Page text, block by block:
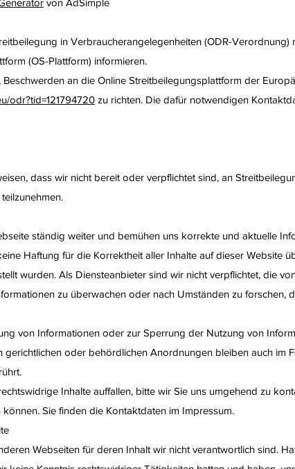
von AdSimple
in Verbraucherangelegenheiten (ODR-Verordnung)
(OS-Plattform) informieren.
an die Online Streitbeilegungsplattform der
odr?tid=121794720 zu richten. Die dafür notwendigen
dass wir nicht bereit oder verpflichtet sind, an
ständig weiter und bemühen uns korrekte und aktuelle
Haftung für die Korrektheit aller Inhalte auf dieser Website
wurden. Als Diensteanbieter sind wir nicht verpflichtet, die
zu überwachen oder nach Umständen zu forschen,
von Informationen oder zur Sperrung der Nutzung von
gerichtlichen oder behördlichen Anordnungen bleiben auch im
Inhalte auffallen, bitte wir Sie uns umgehend zu
Sie finden die Kontaktdaten im Impressum.
Webseiten für deren Inhalt wir nicht verantwortlich sind.